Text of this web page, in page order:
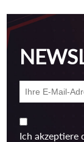
Ich akzeptiere